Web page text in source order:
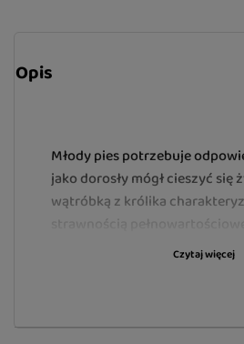
Opis
Młody pies potrzebuje
jako dorosły mógł cieszyć się
wątróbką z królika
kwasów tłuszczowych zCzytaj więcej